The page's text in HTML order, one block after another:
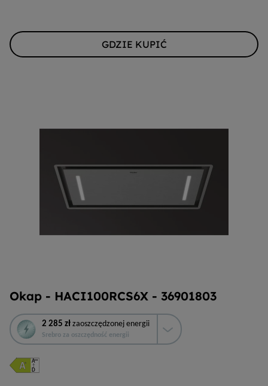
GDZIE KUPIĆ
Okap - HACI100RCS6X - 36901803
2 285 zł zaoszczędzonej energii
Srebro za oszczędność energii
To
działanie
otworzy
narzędzie
do